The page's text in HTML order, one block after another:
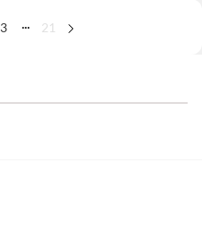
3 ... 21